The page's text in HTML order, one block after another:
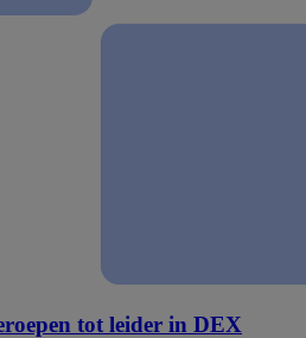
tot leider in DEX